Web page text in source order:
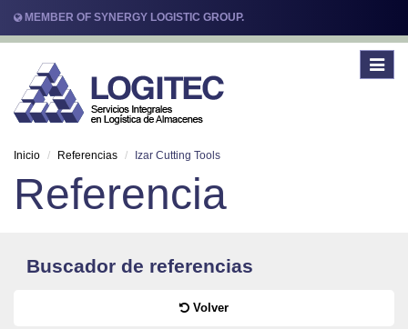
MEMBER OF SYNERGY LOGISTIC GROUP.
Toggle
Inicio Referencias Izar Cutting Tools
Referencia
Buscador de referencias
Volver